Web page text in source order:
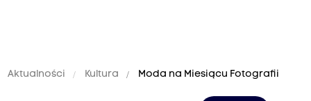
Aktualności Kultura Moda na Miesiącu Fotografii